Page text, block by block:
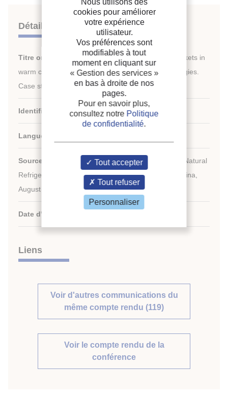
Détails
Titre original :
System configurations for supermarkets in
warm climates applying R744 refrigeration technologies.
Case studies of selected chinese cities.
Identifiant de la fiche :30012662
Langues :
Source :
IIR Gustav Lorentzen Conference on Natural
Refrigerants (GL2014). Proceedings. Hangzhou, China,
August 31-September 2, 2014.
Date d'édition :
Liens
Voir d'autres communications du
même compte rendu (119)
Voir le compte rendu de la
conférence
cookies pour améliorer
votre expérience
utilisateur.
Vos préférences sont
modifiables à tout
moment en cliquant sur
« Gestion des services »
en bas à droite de nos
pages.
Pour en savoir plus,
consultez notre Politique
de confidentialité.
Tout accepter
Tout refuser
Personnaliser